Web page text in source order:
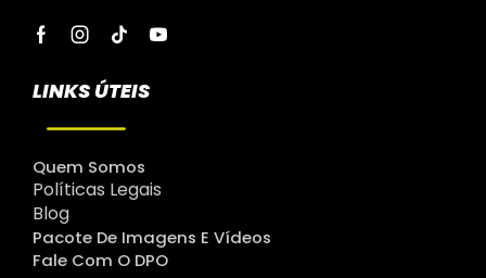
LINKS ÚTEIS
Quem Somos
Políticas Legais
Blog
Pacote De Imagens E Vídeos
Fale Com O DPO